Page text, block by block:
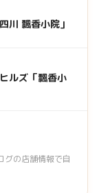
川 飄香小院」
ルズ「飄香小
グの店舗情報で自